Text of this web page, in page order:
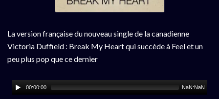
La version française du nouveau single de la canadienne
Victoria Duffield : Break My Heart qui succède à Feel et un
peu plus pop que ce dernier
00:00:00 NaN:NaN